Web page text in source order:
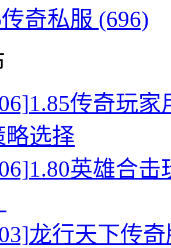
奇私服 (696)
1.85传奇玩
略选择
1.80英雄合
龙行天下传